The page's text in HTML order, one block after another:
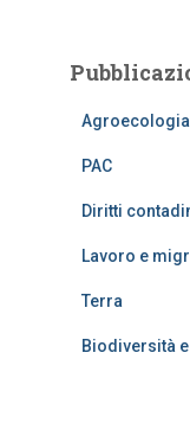
PAC
Diritti
Lavoro e
Terra
Biodiversità